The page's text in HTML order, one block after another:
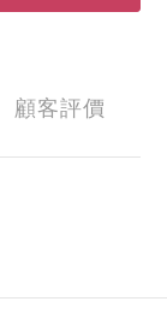
顧客評價